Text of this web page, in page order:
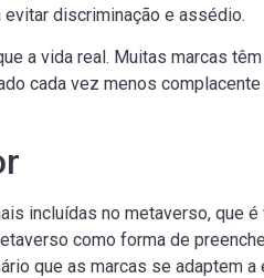
discriminação e assédio.
a vida real. Muitas marcas
cada vez menos
incluídas no metaverso, que é
como forma de
que as marcas se adaptem a